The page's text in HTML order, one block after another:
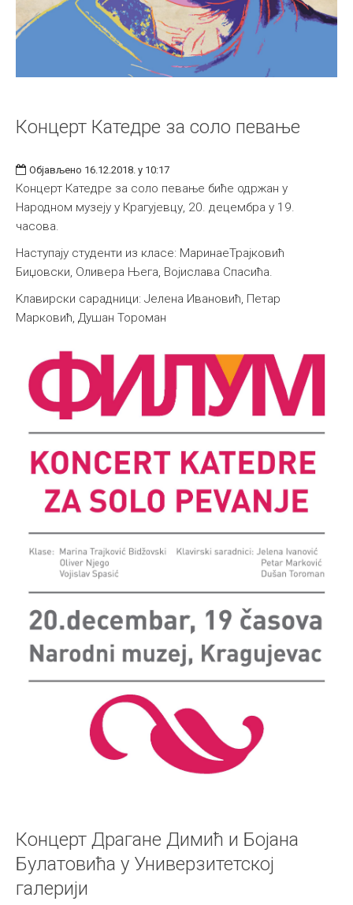
Концерт Катедре за соло певање
Објављено 16.12.2018. у 10:17
Концерт Катедре за соло певање биће одржан у
Народном музеју у Крагујевцу, 20. децембра у 19.
часова.
Наступају студенти из класе: МаринаеТрајковић
Биџовски, Оливера Њега, Војислава Спасића.
Kлавирски сарадници: Јелена Ивановић, Петар
Марковић, Душан Тороман
Концерт Драгане Димић и Бојана
Булатовића у Универзитетској
галерији